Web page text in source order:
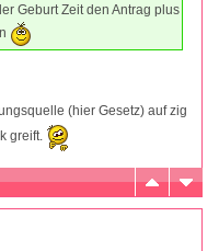
Geburt Zeit den Antrag plus
(hier Gesetz) auf zig
greift.